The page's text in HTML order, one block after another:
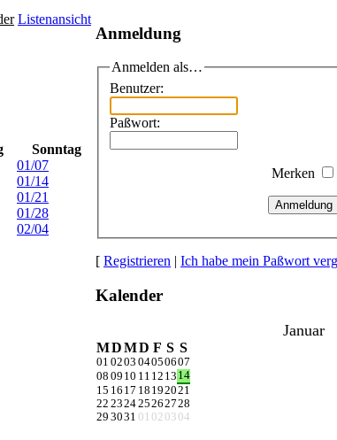
Listenansicht
Sonntag
01/07
01/14
01/21
01/28
02/04
Anmeldung
Anmelden als…
Benutzer:
Paßwort:
Merken
Anmeldung
[ Registrieren | Ich habe mein Paßwort
Kalender
Januar
MDMD F S S
01 0203 04050607
08 09 10 11 12 13 14
15 16 17 18 192021
22 232425262728
29 3031 01 02 03 04